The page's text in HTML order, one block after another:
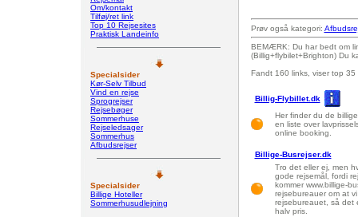
Om/kontakt
Tilføj/ret link
Top 10 Rejsesites
Praktisk Landeinfo
Specialsider
Kør-Selv Tilbud
Vind en rejse
Sprogrejser
Rejsebøger
Sommerhuse
Rejseledsager
Sommerhus
Afbudsrejser
Specialsider
Billige Hoteller
Sommerhusudlejning
Prøv også kategori:
BEMÆRK: Du har bedt om
(Billig+flybilet+Brighton) Du
Fandt 160 links, viser top 35
Billig-Flybillet.dk
Her finder du de
en liste over
online booking.
Billige-Busrejser.dk
Tro det eller ej, men
gode rejsemål, fordi
kommer www.billige-
rejsebureauer om at
rejsebureauet, så det
halv pris.